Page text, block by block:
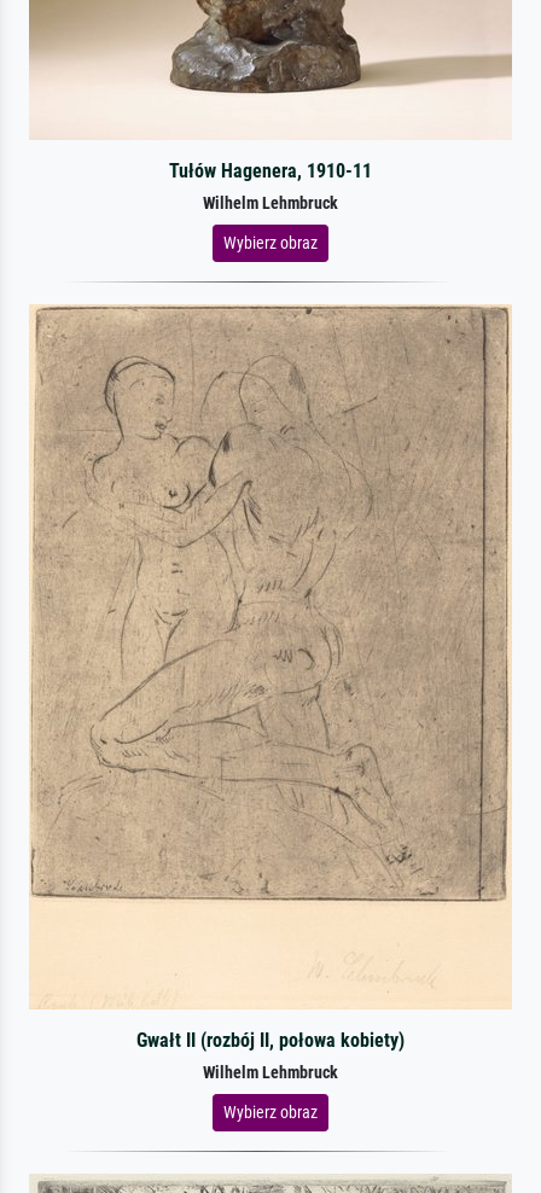
Tułów Hagenera, 1910-11
Wilhelm Lehmbruck
Wybierz obraz
Gwałt II (rozbój II, połowa kobiety)
Wilhelm Lehmbruck
Wybierz obraz